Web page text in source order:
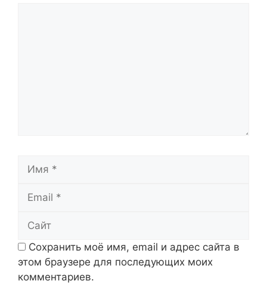
Сохранить моё имя, email и адрес сайта в
этом браузере для последующих моих
комментариев.